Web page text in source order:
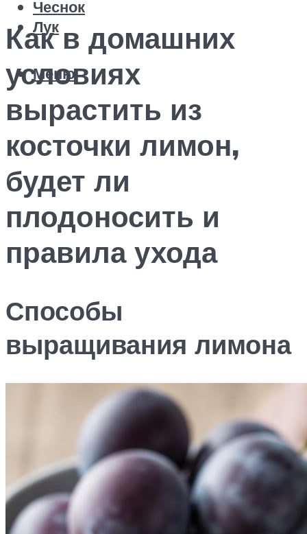
Чеснок
Лук
Меню
Как в домашних
условиях
вырастить из
косточки лимон,
будет ли
плодоносить и
правила ухода
Способы
выращивания лимона